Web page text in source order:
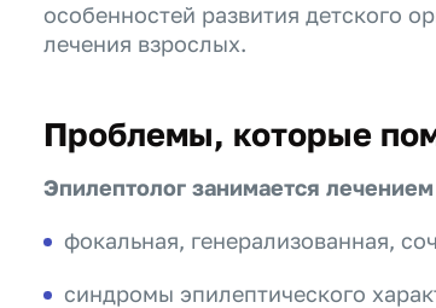
особенностей развития детского
лечения взрослых.
Проблемы, которые
Эпилептолог занимается
фокальная, генерализованная,
синдромы эпилептического